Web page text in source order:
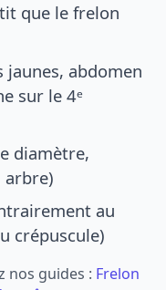
que le frelon
abdomen
sur le 4ᵉ
diamètre,
arbre)
au
crépuscule)
nos guides : Frelon